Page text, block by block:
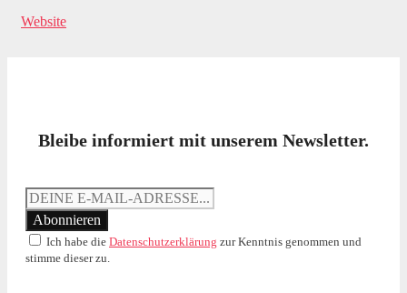
Website
Bleibe informiert mit unserem Newsletter.
Ich habe die Datenschutzerklärung zur Kenntnis genommen und
stimme dieser zu.